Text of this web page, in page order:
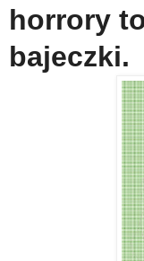
horrory
bajeczki.